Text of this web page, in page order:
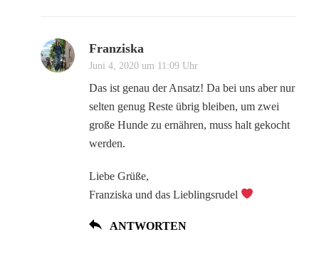
Franziska
Juni 4, 2020 um 11:09 Uhr
Das ist genau der Ansatz! Da bei uns aber nur
selten genug Reste übrig bleiben, um zwei
große Hunde zu ernähren, muss halt gekocht
werden.
Liebe Grüße,
Franziska und das Lieblingsrudel
ANTWORTEN